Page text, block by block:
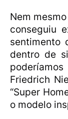
Nem
conseguiu
sentimento
dentro de
Friedrich
“Super
o modelo